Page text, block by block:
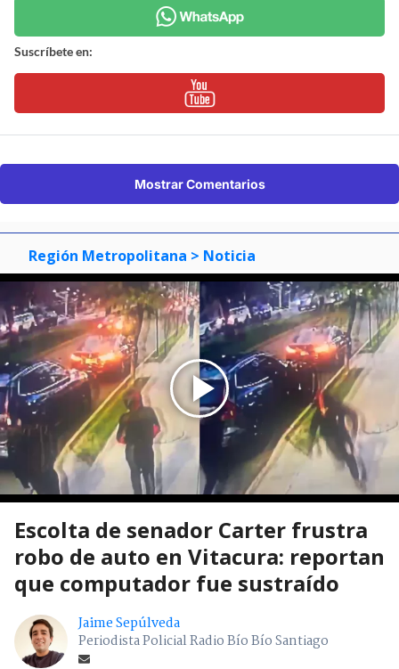
Suscríbete en:
Mostrar Comentarios
Región Metropolitana > Noticia
Escolta de senador Carter frustra
robo de auto en Vitacura: reportan
que computador fue sustraído
Jaime Sepúlveda
Periodista Policial Radio Bío Bío Santiago